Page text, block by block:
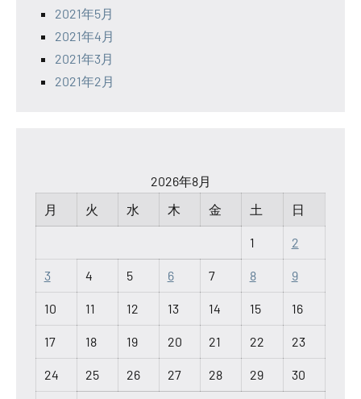
2021年5月
2021年4月
2021年3月
2021年2月
2026年8月
月
火 水 木 金 土 日
1 2
3 4 5 6 7 8 9
10 11 12 13 14 15 16
17 18 19 20 21 22 23
24 25 26 27 28 29 30